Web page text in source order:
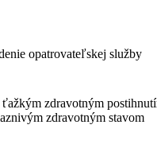
opatrovateľskej služby
ťažkým zdravotným
zdravotným stavom